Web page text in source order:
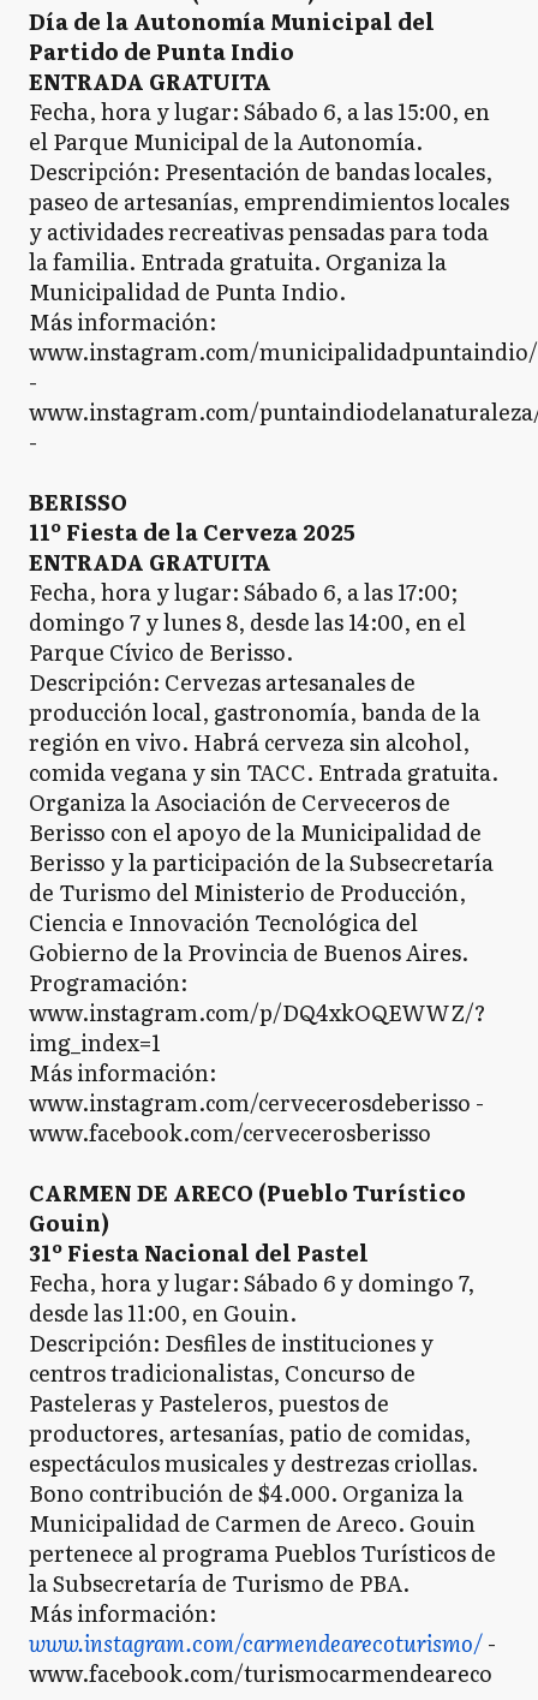
Día de la Autonomía Municipal del
Partido de Punta Indio
ENTRADA GRATUITA
Fecha, hora y lugar: Sábado 6, a las 15:00, en
el Parque Municipal de la Autonomía.
Descripción: Presentación de bandas locales,
paseo de artesanías, emprendimientos locales
y actividades recreativas pensadas para toda
la familia. Entrada gratuita. Organiza la
Municipalidad de Punta Indio.
Más información:
www.instagram.com/municipalidadpuntaindio/
-
www.instagram.com/
-
BERISSO
11º Fiesta de la Cerveza 2025
ENTRADA GRATUITA
Fecha, hora y lugar: Sábado 6, a las 17:00;
domingo 7 y lunes 8, desde las 14:00, en el
Parque Cívico de Berisso.
Descripción: Cervezas artesanales de
producción local, gastronomía, banda de la
región en vivo. Habrá cerveza sin alcohol,
comida vegana y sin TACC. Entrada gratuita.
Organiza la Asociación de Cerveceros de
Berisso con el apoyo de la Municipalidad de
Berisso y la participación de la Subsecretaría
de Turismo del Ministerio de Producción,
Ciencia e Innovación Tecnológica del
Gobierno de la Provincia de Buenos Aires.
Programación:
www.instagram.com/p/DQ4xkOQEWWZ/?
img_index=1
Más información:
www.instagram.com/cervecerosdeberisso -
www.facebook.com/cervecerosberisso
CARMEN DE ARECO (Pueblo Turístico
Gouin)
31º Fiesta Nacional del Pastel
Fecha, hora y lugar: Sábado 6 y domingo 7,
desde las 11:00, en Gouin.
Descripción: Desfiles de instituciones y
centros tradicionalistas, Concurso de
Pasteleras y Pasteleros, puestos de
productores, artesanías, patio de comidas,
espectáculos musicales y destrezas criollas.
Bono contribución de $4.000. Organiza la
Municipalidad de Carmen de Areco. Gouin
pertenece al programa Pueblos Turísticos de
la Subsecretaría de Turismo de PBA.
Más información:
www.instagram.com/carmendearecoturismo/-
www.facebook.com/turismocarmendeareco